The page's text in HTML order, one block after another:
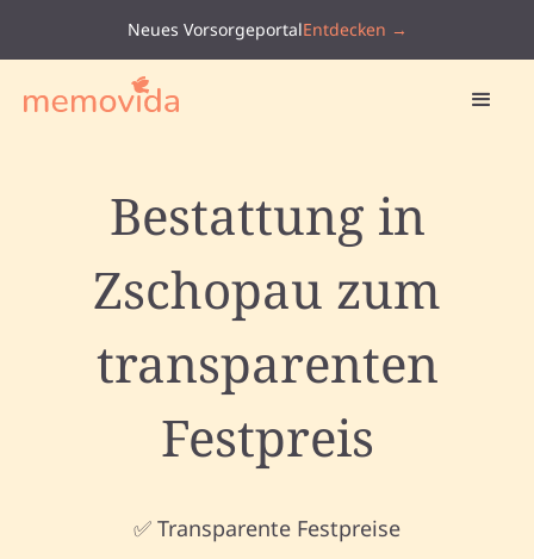
Neues VorsorgeportalEntdecken →
Bestattung in
Zschopau zum
transparenten
Festpreis
✅ Transparente Festpreise